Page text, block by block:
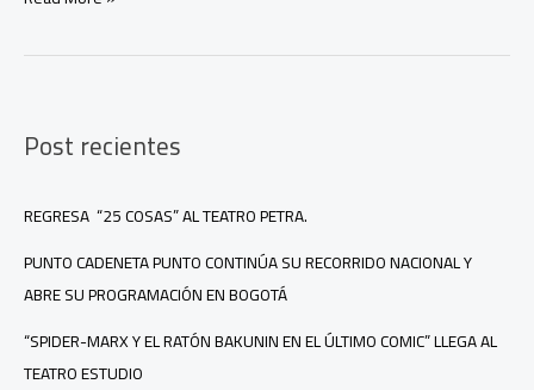
del
artista
FRATI
Post recientes
REGRESA “25 COSAS” AL TEATRO PETRA.
PUNTO CADENETA PUNTO CONTINÚA SU RECORRIDO NACIONAL Y
ABRE SU PROGRAMACIÓN EN BOGOTÁ
“SPIDER-MARX Y EL RATÓN BAKUNIN EN EL ÚLTIMO COMIC” LLEGA AL
TEATRO ESTUDIO